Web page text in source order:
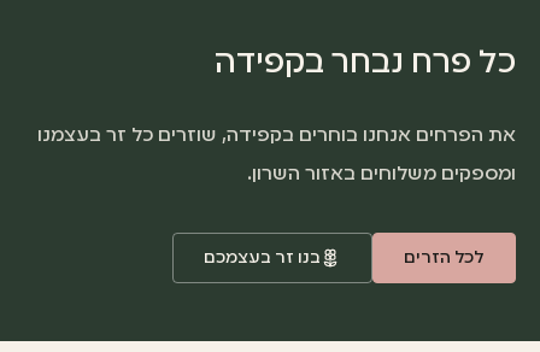
כל פרח נבחר בקפידה
את הפרחים אנחנו בוחרים בקפידה, שוזרים כל זר בעצמנו
ומספקים משלוחים באזור השרון.
לכל הזרים בנו זר בעצמכם